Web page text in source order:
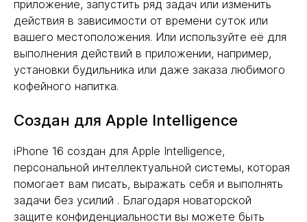
приложение, запустить ряд задач или изменить
действия в зависимости от времени суток или
вашего местоположения. Или используйте её для
выполнения действий в приложении, например,
установки будильника или даже заказа любимого
кофейного напитка.
Создан для Apple Intelligence
iPhone 16 создан для Apple Intelligence,
персональной интеллектуальной системы, которая
помогает вам писать, выражать себя и выполнять
задачи без усилий . Благодаря новаторской
защите конфиденциальности вы можете быть